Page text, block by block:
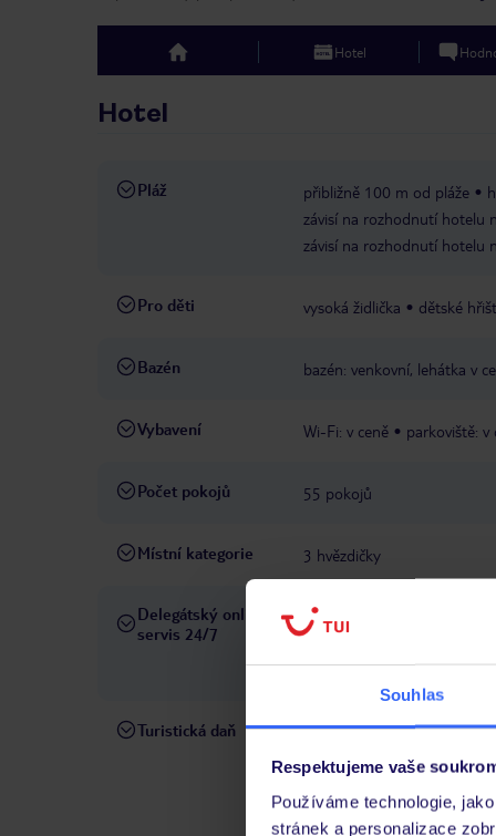
Souhlas
Respektujeme vaše
Používáme technologie,
stránek a personalizace
top Hotel
Hotel
Pláž přibližně 100 m od pláže
závisí na rozhodnutí hotelu
závisí na rozhodnutí hotelu
Pro děti vysoká židlička dětské
Bazén bazén: venkovní, lehátka v
Vybavení Wi-Fi: v ceně parkoviště: v
Počet pokojů 55 pokojů
Místní kategorie 3 hvězdičky
Delegátský online
servis 24/7
Ve Vámi rezervovaném
pobytových místech a
Turistická daň
Od 01.01.2025 bude podle
být provedena při
hotely - cca 10 € za pokoj/